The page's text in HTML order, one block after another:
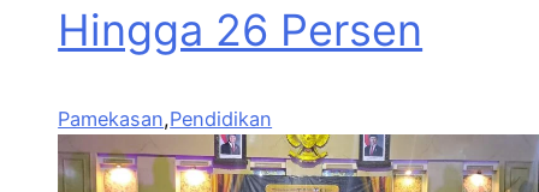
Hingga 26 Persen
Pamekasan,Pendidikan